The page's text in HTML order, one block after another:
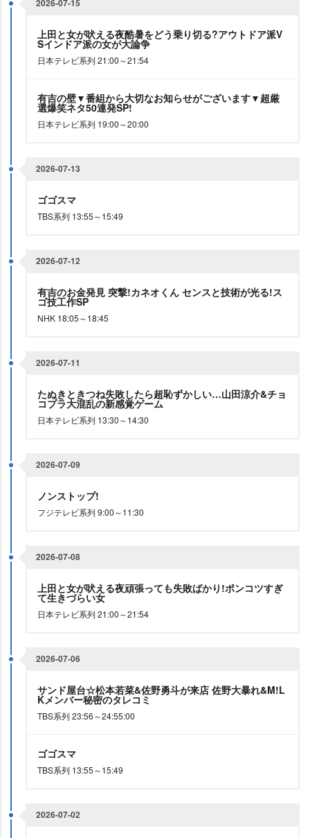
2026-07-15
上田と女が吠える夜酷暑をどう乗り切る?アウトドア派V
Sインドア派の女が大論争
日本テレビ系列 21:00～21:54
有吉の壁▼番組から大切なお知らせがございます▼超厳
選爆笑ネタ50連発SP!
日本テレビ系列 19:00～20:00
2026-07-13
ゴゴスマ
TBS系列 13:55～15:49
2026-07-12
有吉のお金発見 突撃!カネオくん センスと技術が光る!ス
ゴ技工作SP
NHK 18:05～18:45
2026-07-11
たぬきときつね失敗したら超恥ずかしい…山田涼介&チョ
コプラ大混乱の新感覚ゲーム
日本テレビ系列 13:30～14:30
2026-07-09
ノンストップ!
フジテレビ系列 9:00～11:30
2026-07-08
上田と女が吠える夜頑張っても失敗ばかり!ポンコツすぎ
て生きづらい女
日本テレビ系列 21:00～21:54
2026-07-06
サンド屋台☆松本若菜&佐野勇斗が来店 佐野大暴れ&M!L
Kメンバー秘密のタレコミ
TBS系列 23:56～24:55:00
ゴゴスマ
TBS系列 13:55～15:49
2026-07-02